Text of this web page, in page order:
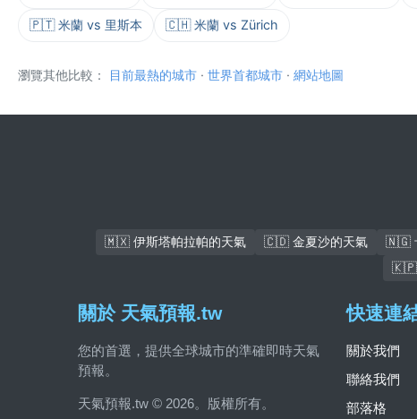
🇵🇹 米蘭 vs 里斯本 🇨🇭 米蘭 vs Zürich
瀏覽其他比較： 目前最熱的城市 · 世界首都城市 · 網站地圖
🇲🇽 伊斯塔帕拉帕的天氣 🇨🇩 金夏沙的天氣 🇳🇬
🇰🇵
關於 天氣預報.tw
您的首選，提供全球城市的準確即時天氣
預報。
天氣預報.tw © 2026。版權所有。
快速連
關於我們
聯絡我們
部落格